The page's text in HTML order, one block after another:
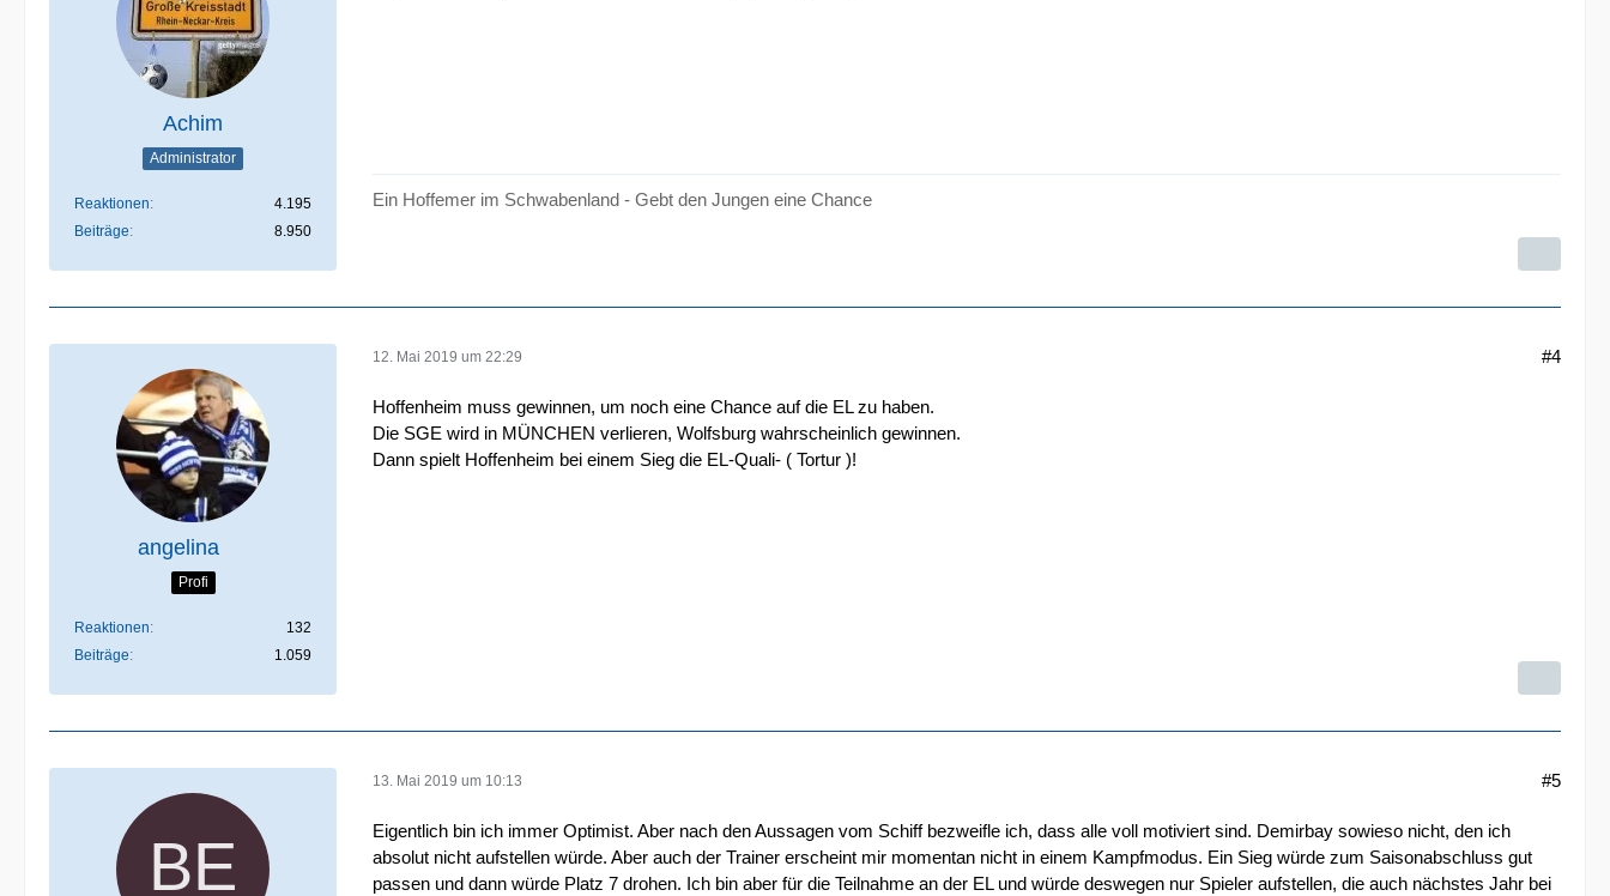
Achim
Administrator
Reaktionen
4.195
Beiträge
8.950
Ein Hoffemer im Schwabenland - Gebt den Jungen eine Chance
angelina
Profi
Reaktionen
132
Beiträge
1.059
12. Mai 2019 um 22:29 #4
Hoffenheim muss gewinnen, um noch eine Chance auf die EL zu haben.
Die SGE wird in MÜNCHEN verlieren, Wolfsburg wahrscheinlich gewinnen.
Dann spielt Hoffenheim bei einem Sieg die EL-Quali- ( Tortur )!
13. Mai 2019 um 10:13 #5
Eigentlich bin ich immer Optimist. Aber nach den Aussagen vom Schiff bezweifle ich, dass alle voll motiviert sind. Demirbay sowieso nicht, den ich
absolut nicht aufstellen würde. Aber auch der Trainer erscheint mir momentan nicht in einem Kampfmodus. Ein Sieg würde zum Saisonabschluss gut
passen und dann würde Platz 7 drohen. Ich bin aber für die Teilnahme an der EL und würde deswegen nur Spieler aufstellen, die auch nächstes Jahr bei